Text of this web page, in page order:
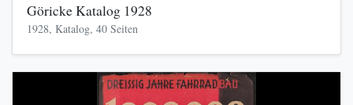
Göricke Katalog 1928
1928, Katalog, 40 Seiten